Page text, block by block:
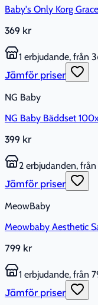
Baby's Only Korg
369 kr
1 erbjudande, från
Jämför priser
NG Baby
NG Baby Bäddset
399 kr
2 erbjudanden,
Jämför priser
MeowBaby
Meowbaby Aesthetic
799 kr
1 erbjudande, från
Jämför priser